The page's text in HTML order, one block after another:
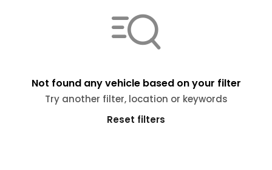
Not found any vehicle based on your filter
Try another filter, location or keywords
Reset filters